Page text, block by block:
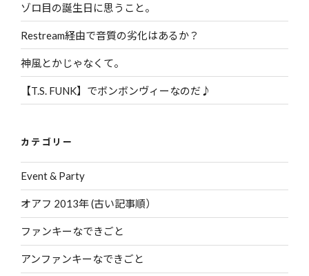
ゾロ目の誕生日に思うこと。
Restream経由で音質の劣化はあるか？
神風とかじゃなくて。
【T.S. FUNK】でボンボンヴィーなのだ♪
カテゴリー
Event & Party
オアフ 2013年 (古い記事順）
ファンキーなできごと
アンファンキーなできごと